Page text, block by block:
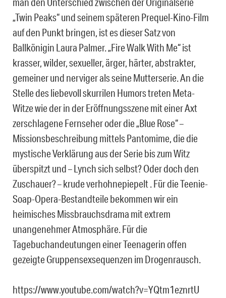
„Twin Peaks“ und seinem späteren Prequel-Kino-Film
auf den Punkt bringen, ist es dieser Satz von
Ballkönigin Laura Palmer. „Fire Walk With Me“ ist
krasser, wilder, sexueller, ärger, härter, abstrakter,
gemeiner und nerviger als seine Mutterserie. An die
Stelle des liebevoll skurrilen Humors treten Meta-
Witze wie der in der Eröffnungsszene mit einer Axt
zerschlagene Fernseher oder die „Blue Rose“ –
Missionsbeschreibung mittels Pantomime, die die
mystische Verklärung aus der Serie bis zum Witz
überspitzt und – Lynch sich selbst? Oder doch den
Zuschauer? – krude verhohnepiepelt . Für die Teenie-
Soap-Opera-Bestandteile bekommen wir ein
heimisches Missbrauchsdrama mit extrem
unangenehmer Atmosphäre. Für die
Tagebuchandeutungen einer Teenagerin offen
gezeigte Gruppensexsequenzen im Drogenrausch.
https://www.youtube.com/watch?v=YQtm1eznrtU